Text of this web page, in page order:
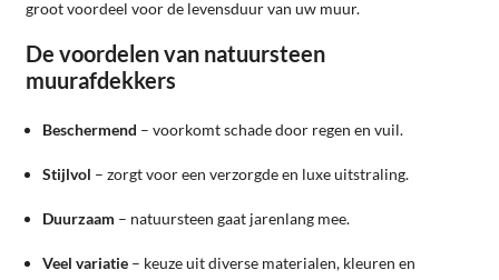
groot voordeel voor de levensduur van uw muur.
De voordelen van natuursteen
muurafdekkers
Beschermend – voorkomt schade door regen en vuil.
Stijlvol – zorgt voor een verzorgde en luxe uitstraling.
Duurzaam – natuursteen gaat jarenlang mee.
Veel variatie – keuze uit diverse materialen, kleuren en